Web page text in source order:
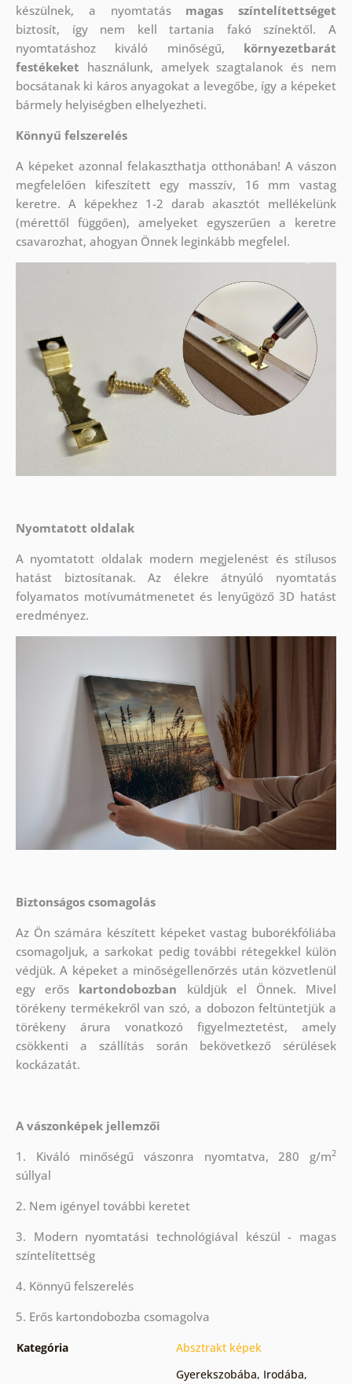
készülnek, a nyomtatás magas színtelítettséget
biztosít, így nem kell tartania fakó színektől. A
nyomtatáshoz kiváló minőségű, környezetbarát
festékeket használunk, amelyek szagtalanok és nem
bocsátanak ki káros anyagokat a levegőbe, így a képeket
bármely helyiségben elhelyezheti.
Könnyű felszerelés
A képeket azonnal felakaszthatja otthonában! A vászon
megfelelően kifeszített egy masszív, 16 mm vastag
keretre. A képekhez 1-2 darab akasztót mellékelünk
(mérettől függően), amelyeket egyszerűen a keretre
csavarozhat, ahogyan Önnek leginkább megfelel.
Nyomtatott oldalak
A nyomtatott oldalak modern megjelenést és stílusos
hatást biztosítanak. Az élekre átnyúló nyomtatás
folyamatos motívumátmenetet és lenyűgöző 3D hatást
eredményez.
Biztonságos csomagolás
Az Ön számára készített képeket vastag buborékfóliába
csomagoljuk, a sarkokat pedig további rétegekkel külön
védjük.A képeket a minőségellenőrzés után közvetlenül
egy erős kartondobozban küldjük el Önnek. Mivel
törékeny termékekről van szó, a dobozon feltüntetjük a
törékeny árura vonatkozó figyelmeztetést, amely
csökkenti a szállítás során bekövetkező sérülések
kockázatát.
A vászonképek jellemzői
1. Kiváló minőségű vászonra nyomtatva, 280 g/m2
súllyal
2. Nem igényel további keretet
3. Modern nyomtatási technológiával készül - magas
színtelítettség
4. Könnyű felszerelés
5. Erős kartondobozba csomagolva
Kategória Absztrakt képek
Gyerekszobába, Irodába,